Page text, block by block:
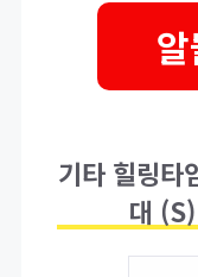
기타 힐링타
대